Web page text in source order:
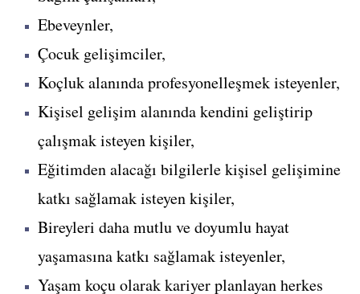
Ebeveynler,
Çocuk gelişimciler,
Koçluk alanında profesyonelleşmek isteyenler,
Kişisel gelişim alanında kendini geliştirip
çalışmak isteyen kişiler,
Eğitimden alacağı bilgilerle kişisel gelişimine
katkı sağlamak isteyen kişiler,
Bireyleri daha mutlu ve doyumlu hayat
yaşamasına katkı sağlamak isteyenler,
Yaşam koçu olarak kariyer planlayan herkes